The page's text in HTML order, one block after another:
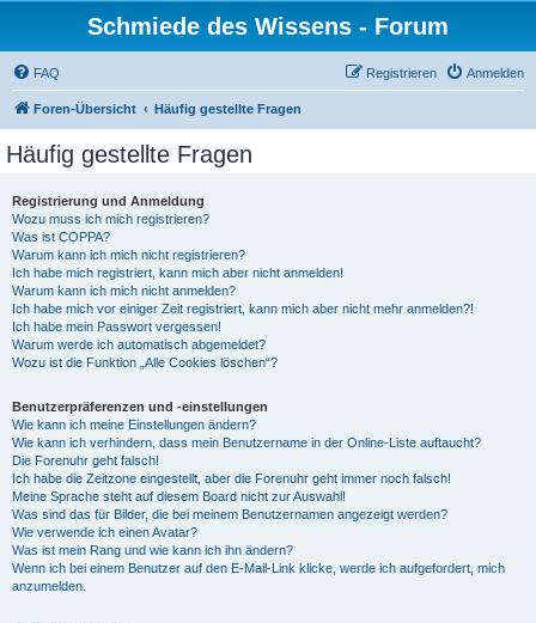
Schmiede des Wissens - Forum
FAQ Anmelden
Registrieren
Foren-Übersicht Häufig gestellte Fragen
Häufig gestellte Fragen
Registrierung und Anmeldung
Wozu muss ich mich registrieren?
Was ist COPPA?
Warum kann ich mich nicht registrieren?
Ich habe mich registriert, kann mich aber nicht anmelden!
Warum kann ich mich nicht anmelden?
Ich habe mich vor einiger Zeit registriert, kann mich aber nicht mehr anmelden?!
Ich habe mein Passwort vergessen!
Warum werde ich automatisch abgemeldet?
Wozu ist die Funktion „Alle Cookies löschen“?
Benutzerpräferenzen und -einstellungen
Wie kann ich meine Einstellungen ändern?
Wie kann ich verhindern, dass mein Benutzername in der Online-Liste auftaucht?
Die Forenuhr geht falsch!
Ich habe die Zeitzone eingestellt, aber die Forenuhr geht immer noch falsch!
Meine Sprache steht auf diesem Board nicht zur Auswahl!
Was sind das für Bilder, die bei meinem Benutzernamen angezeigt werden?
Wie verwende ich einen Avatar?
Was ist mein Rang und wie kann ich ihn ändern?
Wenn ich bei einem Benutzer auf den E-Mail-Link klicke, werde ich aufgefordert, mich
anzumelden.